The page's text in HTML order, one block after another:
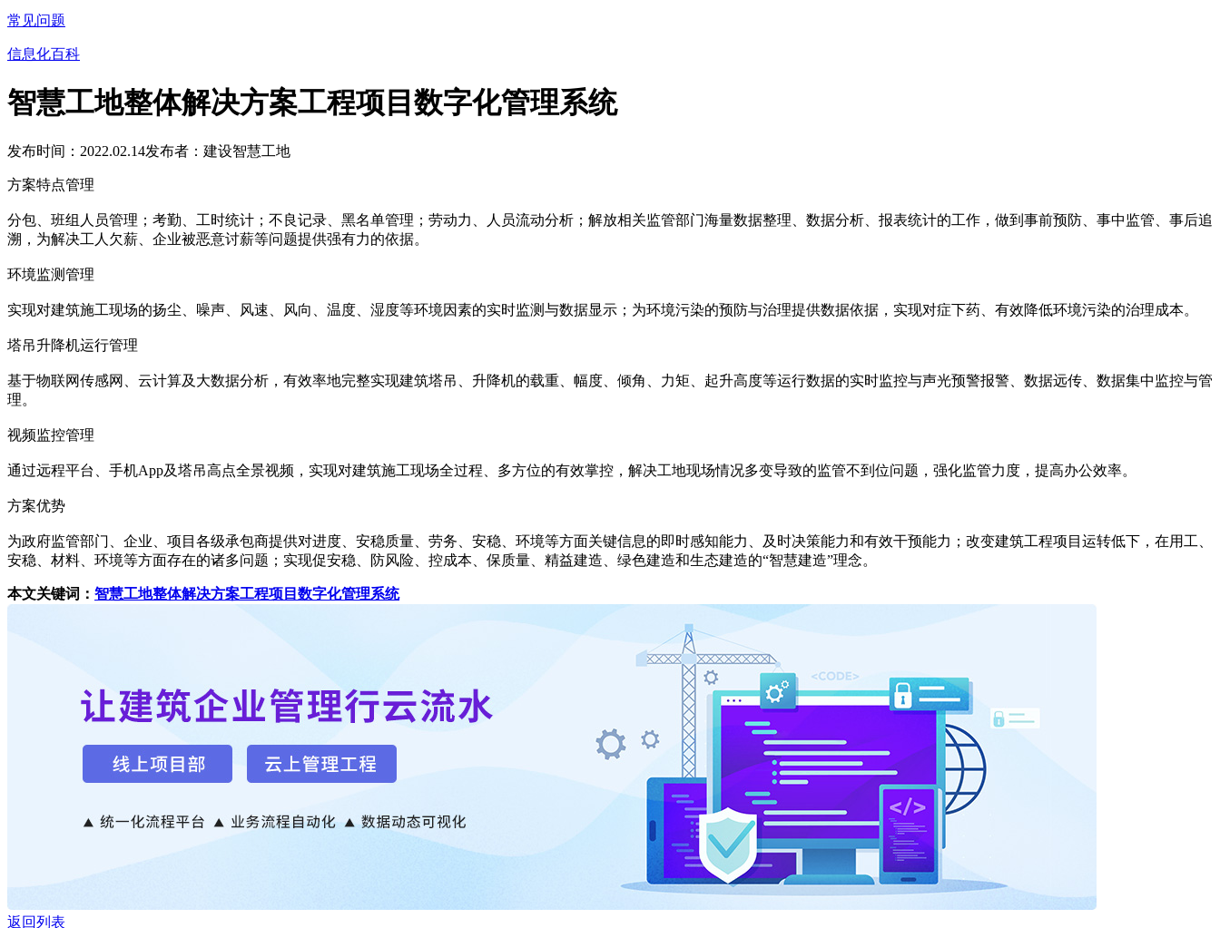
常见问题
信息化百科
智慧工地整体解决方案工程项目数字化管理系统
发布时间：2022.02.14发布者：建设智慧工地
方案特点管理
分包、班组人员管理；考勤、工时统计；不良记录、黑名单管理；劳动力、人员流动分析；解放相关监管部门海量数据整理、数据分析、报表统计的工作，做到事前预防、事中监管、事后追
溯，为解决工人欠薪、企业被恶意讨薪等问题提供强有力的依据。
环境监测管理
实现对建筑施工现场的扬尘、噪声、风速、风向、温度、湿度等环境因素的实时监测与数据显示；为环境污染的预防与治理提供数据依据，实现对症下药、有效降低环境污染的治理成本。
塔吊升降机运行管理
基于物联网传感网、云计算及大数据分析，有效率地完整实现建筑塔吊、升降机的载重、幅度、倾角、力矩、起升高度等运行数据的实时监控与声光预警报警、数据远传、数据集中监控与管
理。
视频监控管理
通过远程平台、手机App及塔吊高点全景视频，实现对建筑施工现场全过程、多方位的有效掌控，解决工地现场情况多变导致的监管不到位问题，强化监管力度，提高办公效率。
方案优势
为政府监管部门、企业、项目各级承包商提供对进度、安稳质量、劳务、安稳、环境等方面关键信息的即时感知能力、及时决策能力和有效干预能力；改变建筑工程项目运转低下，在用工、
安稳、材料、环境等方面存在的诸多问题；实现促安稳、防风险、控成本、保质量、精益建造、绿色建造和生态建造的“智慧建造”理念。
本文关键词： 智慧工地整体解决方案工程项目数字化管理系统
返回列表